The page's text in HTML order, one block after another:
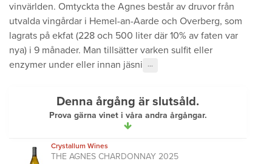
vinvärlden. Omtyckta the Agnes består av druvor från
utvalda vingårdar i Hemel-an-Aarde och Overberg, som
lagrats på ekfat (228 och 500 liter där 10% av faten var
nya) i 9 månader. Man tillsätter varken sulfit eller
enzymer under eller innan jäsni
···
Denna årgång är slutsåld.
Prova gärna vinet i våra andra årgångar.
Crystallum Wines
THE AGNES CHARDONNAY 2025